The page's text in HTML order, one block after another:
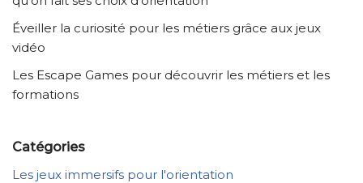
Éveiller la curiosité pour les métiers grâce aux jeux
vidéo
Les Escape Games pour découvrir les métiers et les
formations
Catégories
Les jeux immersifs pour l'orientation